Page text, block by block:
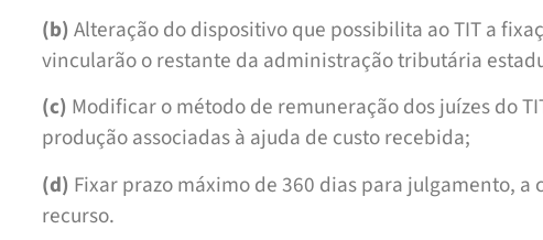
(b)Alteração do dispositivo que possibilita ao TIT a
vincularão o restante da administração tributária
(c) Modificar o método de remuneração dos juízes do
produção associadas à ajuda de custo recebida;
(d) Fixar prazo máximo de 360 dias para julgamento,
recurso.